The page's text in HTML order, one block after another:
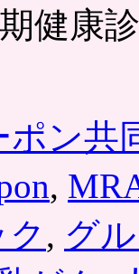
健康
ポン共
,
, グ